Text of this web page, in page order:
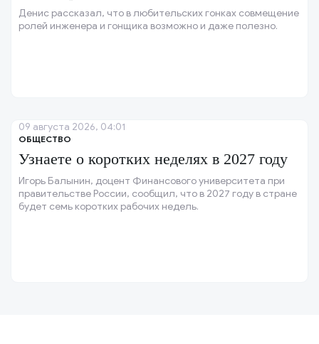
Денис рассказал, что в любительских гонках совмещение
ролей инженера и гонщика возможно и даже полезно.
ОБЩЕСТВО
Узнаете о коротких неделях в 2027 году
Игорь Балынин, доцент Финансового университета при
правительстве России, сообщил, что в 2027 году в стране
будет семь коротких рабочих недель.
09 августа 2026, 04:01